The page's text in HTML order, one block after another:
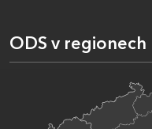
ODS v regionech